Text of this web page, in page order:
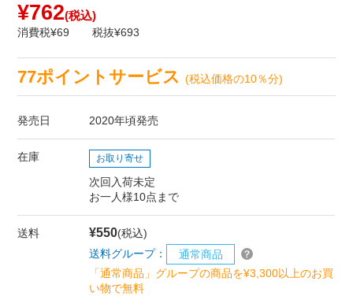
¥762(税込)
消費税¥69 税抜¥693
77ポイントサービス(税込価格の10％分)
発売日 2020年頃発売
在庫 お取り寄せ
次回入荷未定
お一人様10点まで
送料 ¥550(税込)
送料グループ：
通常商品
「通常商品」グループの商品を¥3,300以上のお買
い物で無料